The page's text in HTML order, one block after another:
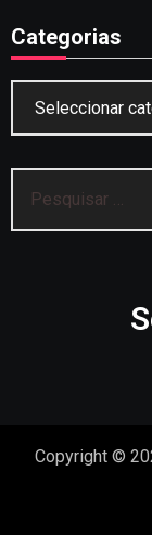
Categorias
por:
Copyright ©